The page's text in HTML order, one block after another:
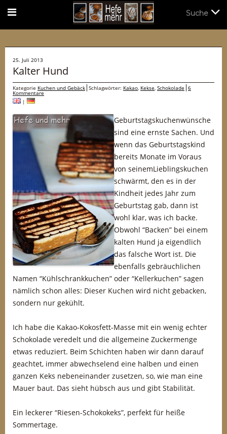
25. Juli 2013
Kalter Hund
Kategorie Kuchen und Gebäck Schlagwörter: Kakao, Kekse, Schokolade 6
Kommentare
|
Geburtstagskuchenwünsche
sind eine ernste Sachen. Und
wenn das Geburtstagskind
bereits Monate im Voraus
von seinemLieblingskuchen
schwärmt, den es in der
Kindheit jedes Jahr zum
Geburtstag gab, dann ist
wohl klar, was ich backe.
Obwohl “Backen” bei einem
kalten Hund ja eigendlich
das falsche Wort ist. Die
ebenfalls gebräuchlichen
Namen “Kühlschrankkuchen” oder “Kellerkuchen” sagen
nämlich schon alles: Dieser Kuchen wird nicht gebacken,
sondern nur gekühlt.
Ich habe die Kakao-Kokosfett-Masse mit ein wenig echter
Schokolade veredelt und die allgemeine Zuckermenge
etwas reduziert. Beim Schichten haben wir dann darauf
geachtet, immer abwechselend eine halben und einen
ganzen Keks nebeneinander zusetzen, so, wie man eine
Mauer baut. Das sieht hübsch aus und gibt Stabilität.
Ein leckerer “Riesen-Schokokeks”, perfekt für heiße
Sommertage.
Suche
Suche